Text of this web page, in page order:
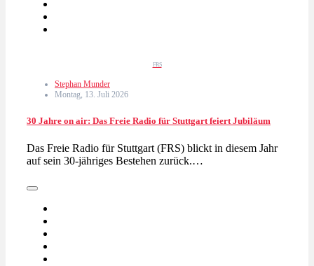
FRS
Stephan Munder
Montag, 13. Juli 2026
30 Jahre on air: Das Freie Radio für Stuttgart feiert Jubiläum
Das Freie Radio für Stuttgart (FRS) blickt in diesem Jahr
auf sein 30-jähriges Bestehen zurück.…